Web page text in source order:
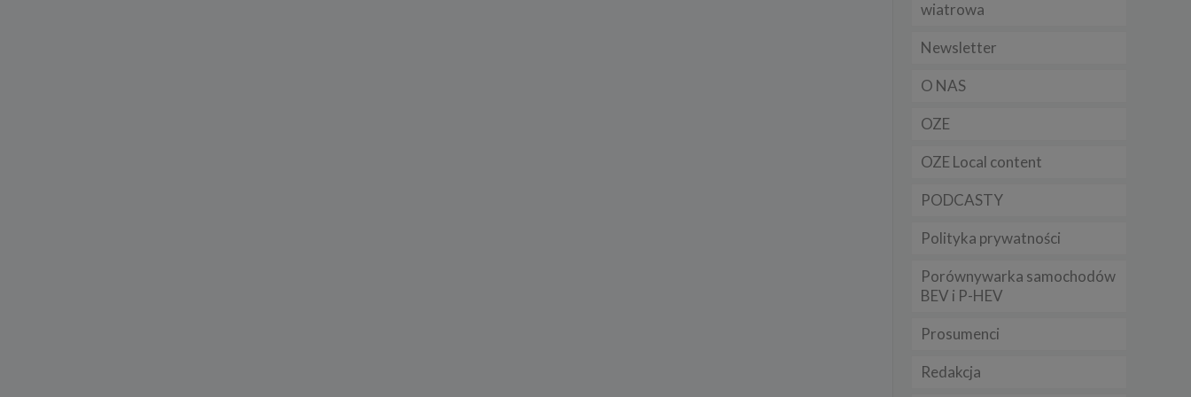
wiatrowa
Newsletter
O NAS
OZE
OZE Local content
PODCASTY
Polityka prywatności
Porównywarka samochodów
BEV i P-HEV
Prosumenci
Redakcja